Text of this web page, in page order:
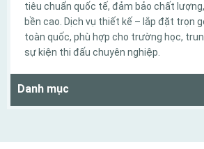
tiêu chuẩn quốc tế, đảm bảo chất
bền cao. Dịch vụ thiết kế – lắp đặt trọn
toàn quốc, phù hợp cho trường học,
sự kiện thi đấu chuyên nghiệp.
Danh mục